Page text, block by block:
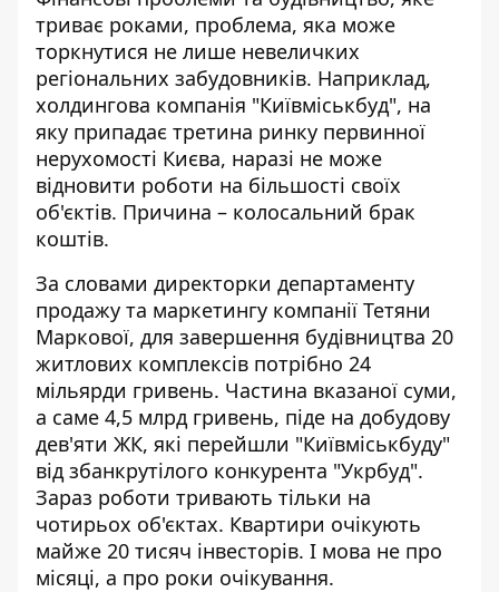
триває роками, проблема, яка може
торкнутися не лише невеличких
регіональних забудовників. Наприклад,
холдингова компанія "Київміськбуд", на
яку припадає третина ринку первинної
нерухомості Києва, наразі не може
відновити роботи на більшості своїх
об'єктів. Причина – колосальний брак
коштів.
За словами директорки департаменту
продажу та маркетингу компанії Тетяни
Маркової, для завершення будівництва 20
житлових комплексів потрібно 24
мільярди гривень. Частина вказаної суми,
а саме 4,5 млрд гривень, піде на добудову
дев'яти ЖК, які перейшли "Київміськбуду"
від збанкрутілого конкурента "Укрбуд".
Зараз роботи тривають тільки на
чотирьох об'єктах. Квартири очікують
майже 20 тисяч інвесторів. І мова не про
місяці, а про роки очікування.